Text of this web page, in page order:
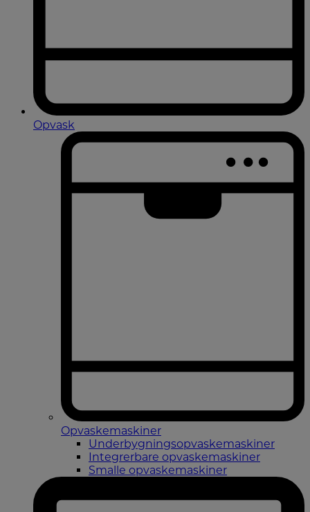
Opvask
Opvaskemaskiner
Underbygningsopvaskemaskiner
Integrerbare opvaskemaskiner
Smalle opvaskemaskiner